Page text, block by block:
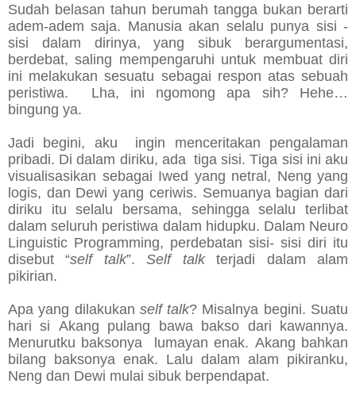
Sudah belasan tahun berumah tangga bukan berarti
adem-adem saja. Manusia akan selalu punya sisi -
sisi dalam dirinya, yang sibuk berargumentasi,
berdebat, saling mempengaruhi untuk membuat diri
ini melakukan sesuatu sebagai respon atas sebuah
peristiwa. Lha, ini ngomong apa sih? Hehe…
bingung ya.
Jadi begini, aku ingin menceritakan pengalaman
pribadi. Di dalam diriku, ada tiga sisi. Tiga sisi ini aku
visualisasikan sebagai Iwed yang netral, Neng yang
logis, dan Dewi yang ceriwis. Semuanya bagian dari
diriku itu selalu bersama, sehingga selalu terlibat
dalam seluruh peristiwa dalam hidupku. Dalam Neuro
Linguistic Programming, perdebatan sisi- sisi diri itu
disebut “self talk”.Self talkterjadi dalam alam
pikirian.
Apa yang dilakukan self talk? Misalnya begini. Suatu
hari si Akang pulang bawa bakso dari kawannya.
Menurutku baksonya lumayan enak. Akang bahkan
bilang baksonya enak. Lalu dalam alam pikiranku,
Neng dan Dewi mulai sibuk berpendapat.